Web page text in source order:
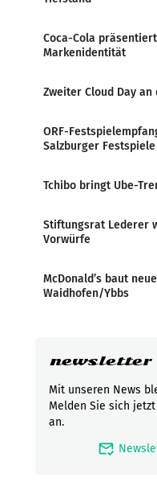
Coca-Cola
Markenidentität
Zweiter Cloud Day an
ORF-
Salzburger Festspiele
Tchibo bringt Ube-
Stiftungsrat Lederer
Vorwürfe
McDonald’s baut
Waidhofen/Ybbs
newsletter
Mit unseren News
Melden Sie sich
an.
mark_email_read